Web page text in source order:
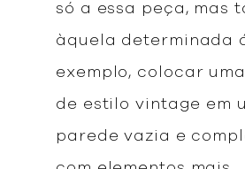
só a essa peça, mas
àquela determinada
exemplo, colocar
de estilo vintage em
parede vazia e